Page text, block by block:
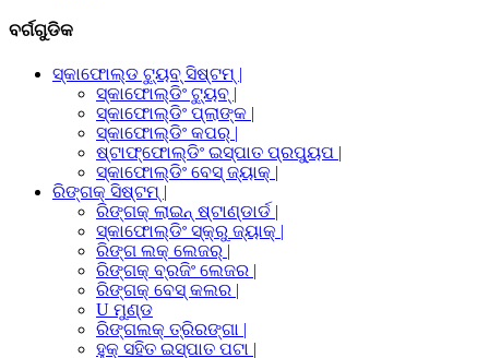
ବର୍ଗଗୁଡିକ
ସ୍କାଫୋଲ୍ଡ ଟ୍ୟୁବ୍ ସିଷ୍ଟମ୍ |
ସ୍କାଫୋଲ୍ଡିଂ ଟ୍ୟୁବ୍ |
ସ୍କାଫୋଲ୍ଡିଂ ପ୍ଲାଙ୍କ |
ସ୍କାଫୋଲ୍ଡିଂ କପର୍ |
ଷ୍ଟାଫ୍ଫୋଲ୍ଡିଂ ଇସ୍ପାତ ପ୍ରପ୍ୟୁପ |
ସ୍କାଫୋଲ୍ଡିଂ ବେସ୍ ଜ୍ୟାକ୍ |
ରିଙ୍ଗକ୍ ସିଷ୍ଟମ୍ |
ରିଙ୍ଗକ୍ ଲାଇନ୍ ଷ୍ଟାଣ୍ଡାର୍ଡ |
ସ୍କାଫୋଲ୍ଡିଂ ସ୍କ୍ରୁ ଜ୍ୟାକ୍ |
ରିଙ୍ଗ ଲକ୍ ଲେଜର୍ |
ରିଙ୍ଗକ୍ ବ୍ରଜିଂ ଲେଜର |
ରିଙ୍ଗକ୍ ବେସ୍ କଲର |
U ମୁଣ୍ଡ
ରିଙ୍ଗଲକ୍ ତ୍ରିରଙ୍ଗା |
ହୁକ୍ ସହିତ ଇସ୍ପାତ ପଟା |